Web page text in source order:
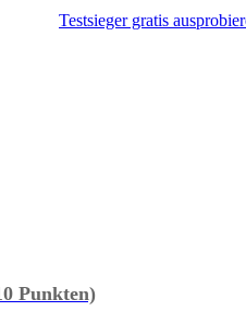
Testsieger gratis
Punkten)